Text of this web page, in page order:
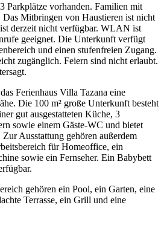
Parkplätze vorhanden. Familien mit
Mitbringen von Haustieren ist nicht
derzeit nicht verfügbar. WLAN ist
geeignet. Die Unterkunft verfügt
und einen stufenfreien Zugang.
zugänglich. Feiern sind nicht erlaubt.
Ferienhaus Villa Tazana eine
Die 100 m² große Unterkunft besteht
gut ausgestatteten Küche, 3
sowie einem Gäste-WC und bietet
Ausstattung gehören außerdem
für Homeoffice, ein
sowie ein Fernseher. Ein Babybett
gehören ein Pool, ein Garten, eine
Terrasse, ein Grill und eine